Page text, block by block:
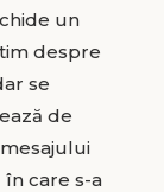
un
despre
se
de
care s-a